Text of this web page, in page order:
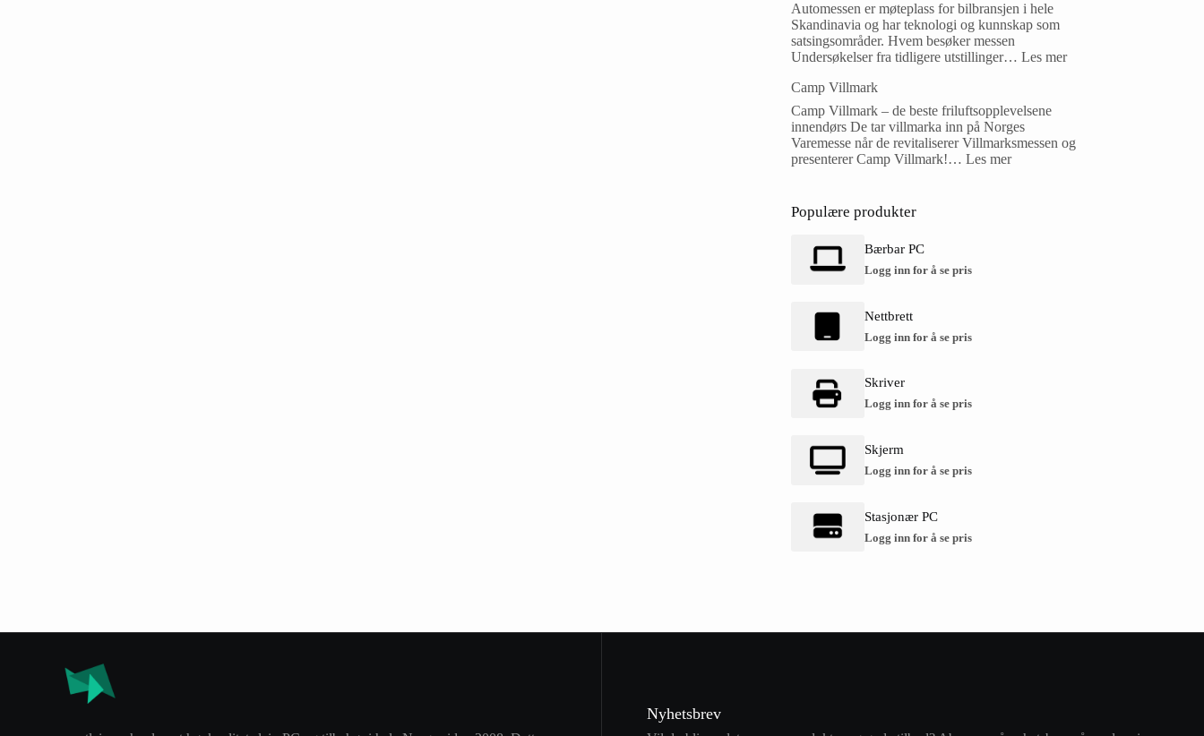
Automessen er møteplass for bilbransjen i hele
Skandinavia og har teknologi og kunnskap som
satsingsområder. Hvem besøker messen
Undersøkelser fra tidligere utstillinger…Les mer
Camp Villmark
Camp Villmark – de beste friluftsopplevelsene
innendørs De tar villmarka inn på Norges
Varemesse når de revitaliserer Villmarksmessen og
presenterer Camp Villmark!…Les mer
Populære produkter
Bærbar PC
Logg inn for å se pris
Nettbrett
Logg inn for å se pris
Skriver
Logg inn for å se pris
Skjerm
Logg inn for å se pris
Stasjonær PC
Logg inn for å se pris
Nyhetsbrev